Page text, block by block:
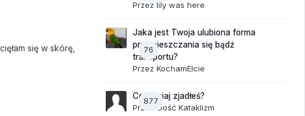
się w skórę,
Przez lily was here
76
Jaka jest Twoja ulubiona forma
przemieszczania się bądź
transportu?
Przez KochamElcie
877
Co dzisiaj zjadłeś?
Przez Gość Kataklizm